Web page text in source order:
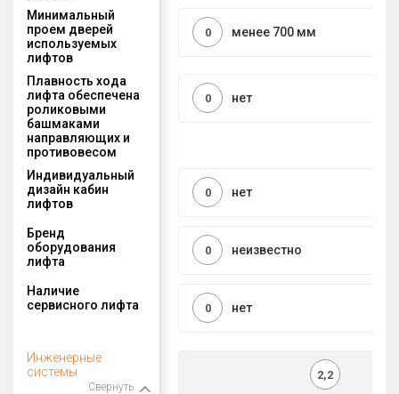
Минимальный
проем дверей
используемых
лифтов
менее 700 мм
0
Плавность хода
лифта обеспечена
роликовыми
башмаками
направляющих и
противовесом
нет
0
Индивидуальный
дизайн кабин
лифтов
нет
0
Бренд
оборудования
лифта
неизвестно
0
Наличие
сервисного лифта
нет
0
Инженерные
системы
Свернуть
2,2